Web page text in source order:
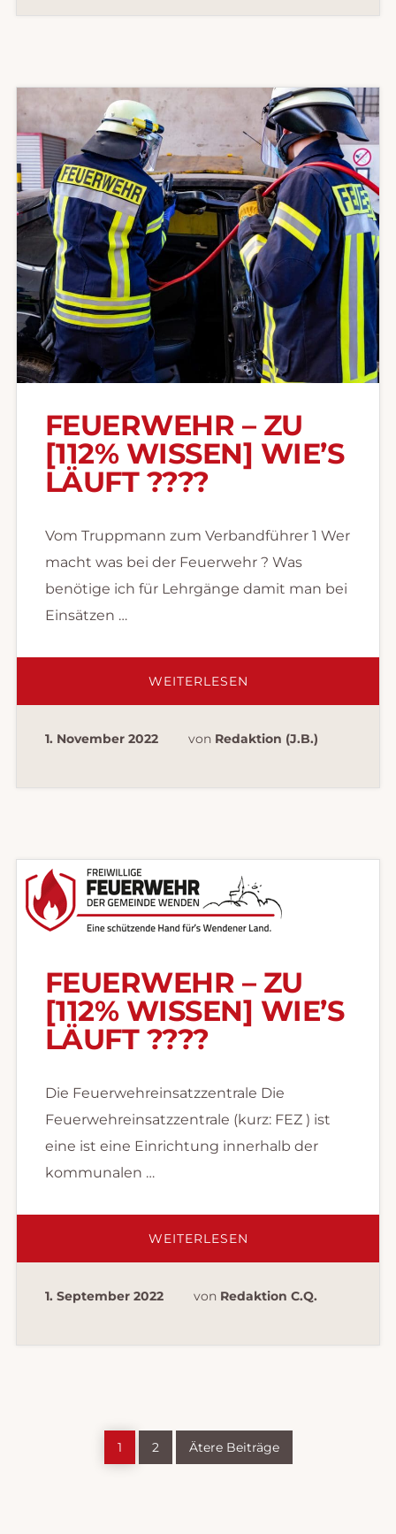
FEUERWEHR – ZU
[112% WISSEN] WIE’S
LÄUFT ?‍??‍?
Vom Truppmann zum Verbandführer 1 Wer
macht was bei der Feuerwehr ? Was
benötige ich für Lehrgänge damit man bei
Einsätzen …
WEITERLESEN
ZU
WISSEN]
WIE’S
1. November 2022 von Redaktion (J.B.)
FEUERWEHR – ZU
[112% WISSEN] WIE’S
LÄUFT ?‍??‍?
Die Feuerwehreinsatzzentrale Die
Feuerwehreinsatzzentrale (kurz: FEZ ) ist
eine ist eine Einrichtung innerhalb der
kommunalen …
WEITERLESEN
ZU
WISSEN]
WIE’S
1. September 2022 von Redaktion C.Q.
Seite
1 Seite
2 Ätere Beiträge